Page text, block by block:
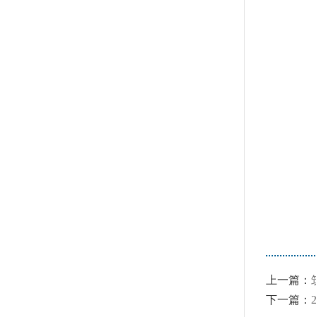
上一篇：
下一篇：